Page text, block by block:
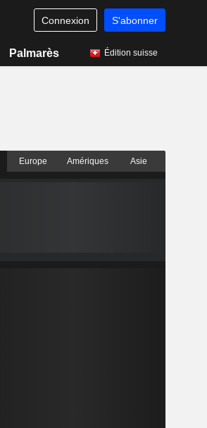
Connexion S'abonner
Palmarès Édition suisse
Europe Amériques Asie